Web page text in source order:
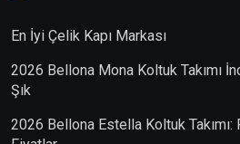
En İyi Çelik Kapı Markası
2026 Bellona Mona Koltuk Takımı
Şık
2026 Bellona Estella Koltuk